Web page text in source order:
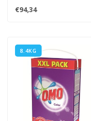
Dit krachtige, professionel..
€94,34
8.4KG